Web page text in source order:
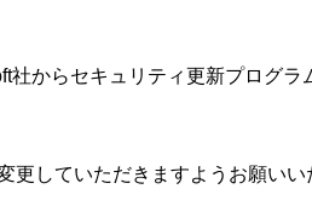
からセキュリティ更新プログラ
していただきますようお願いい